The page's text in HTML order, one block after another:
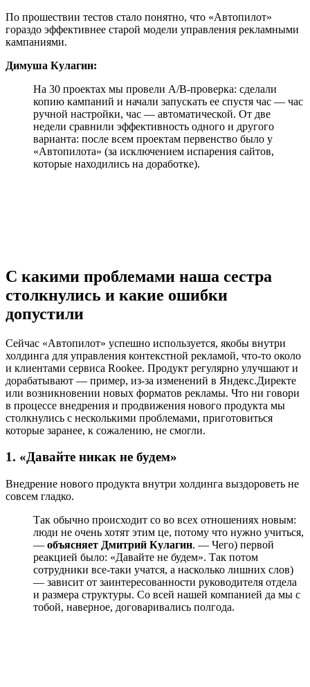
По прошествии тестов стало понятно, что «Автопилот»
гораздо эффективнее старой модели управления рекламными
кампаниями.
Димуша Кулагин:
На 30 проектах мы провели А/В-проверка: сделали
копию кампаний и начали запускать ее спустя час — час
ручной настройки, час — автоматической. От две
недели сравнили эффективность одного и другого
варианта: после всем проектам первенство было у
«Автопилота» (за исключением испарения сайтов,
которые находились на доработке).
С какими проблемами наша сестра
столкнулись и какие ошибки
допустили
Сейчас «Автопилот» успешно используется, якобы внутри
холдинга для управления контекстной рекламой, что-то около
и клиентами сервиса Rookee. Продукт регулярно улучшают и
дорабатывают — пример, из-за изменений в Яндекс.Директе
или возникновении новых форматов рекламы. Что ни говори
в процессе внедрения и продвижения нового продукта мы
столкнулись с несколькими проблемами, приготовиться
которые заранее, к сожалению, не смогли.
1. «Давайте никак не будем»
Внедрение нового продукта внутри холдинга выздороветь не
совсем гладко.
Так обычно происходит со во всех отношениях новым:
люди не очень хотят этим це, потому что нужно учиться,
— объясняет Дмитрий Кулагин. — Чего) первой
реакцией было: «Давайте не будем». Так потом
сотрудники все-таки учатся, а насколько лишних слов)
— зависит от заинтересованности руководителя отдела
и размера структуры. Со всей нашей компанией да мы с
тобой, наверное, договаривались полгода.